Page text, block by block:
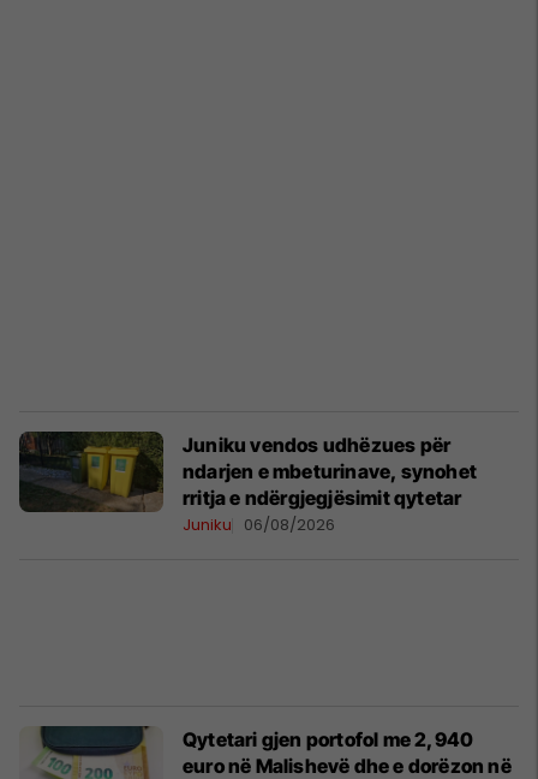
Juniku vendos udhëzues për
ndarjen e mbeturinave, synohet
rritja e ndërgjegjësimit qytetar
Juniku 06/08/2026
Qytetari gjen portofol me 2,940
euro në Malishevë dhe e dorëzon në